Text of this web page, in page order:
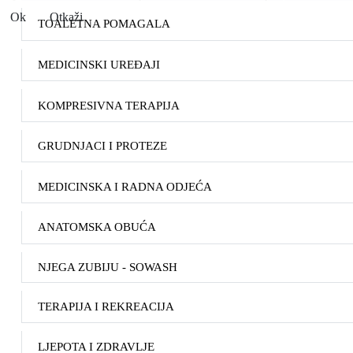
TOALETNA POMAGALA
MEDICINSKI UREĐAJI
KOMPRESIVNA TERAPIJA
GRUDNJACI I PROTEZE
MEDICINSKA I RADNA ODJEĆA
ANATOMSKA OBUĆA
NJEGA ZUBIJU - SOWASH
TERAPIJA I REKREACIJA
LJEPOTA I ZDRAVLJE
Ok Otkaži